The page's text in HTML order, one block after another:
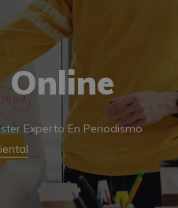
Online
Experto En Periodismo